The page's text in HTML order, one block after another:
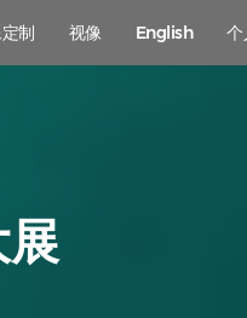
制 视像 English 个